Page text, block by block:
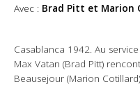
Avec : Brad Pitt et Marion
Casablanca 1942. Au
Max Vatan (Brad Pitt)
Beausejour (Marion